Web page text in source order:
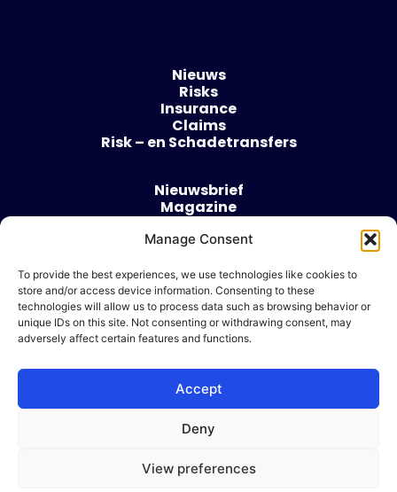
Manage Consent
To provide the best experiences, we use technologies like cookies to
store and/or access device information. Consenting to these
technologies will allow us to process data such as browsing behavior or
unique IDs on this site. Not consenting or withdrawing consent, may
adversely affect certain features and functions.
Accept
Deny
View preferences
Nieuws
Risks
Insurance
Claims
Risk – en Schadetransfers
Nieuwsbrief
Magazine
Over
Algemene voorwaarden
Cookie beleid
Ik wil adverteren
© 2026 Risk & Business
| Design & Development door